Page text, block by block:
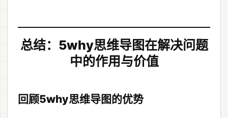
总结：5why思维导图在解决问题
中的作用与价值
回顾5why思维导图的优势